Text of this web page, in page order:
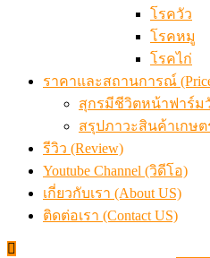
โรควัว
โรคหมู
โรคไก่
ราคาและสถานการณ์ (Price
สุกรมีชีวิตหน้าฟาร์ม
สรุปภาวะสินค้าเกษ
รีวิว (Review)
Youtube Channel (วิดีโอ)
เกี่ยวกับเรา (About US)
ติดต่อเรา (Contact US)